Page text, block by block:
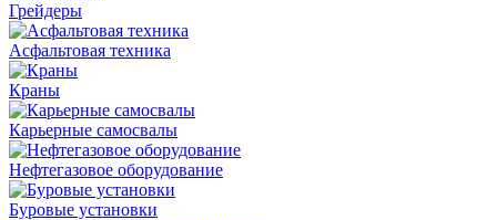
Грейдеры
Асфальтовая техника
Краны
Карьерные самосвалы
Нефтегазовое оборудование
Буровые установки